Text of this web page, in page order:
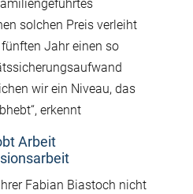
solchen Preis verleiht
Jahr einen so
wir ein Niveau, das
erkennt
Arbeit
Fabian Biastoch nicht